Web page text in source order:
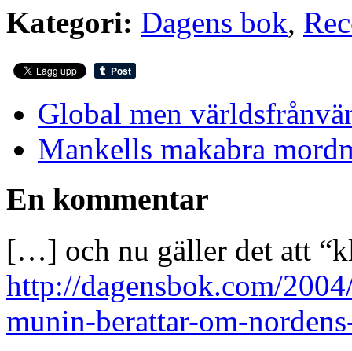
Kategori: Dagens bok,
Global men
Mankells makabra
En kommentar
[…] och nu gäller det att
http://dagensbok.com/
munin-berattar-om-